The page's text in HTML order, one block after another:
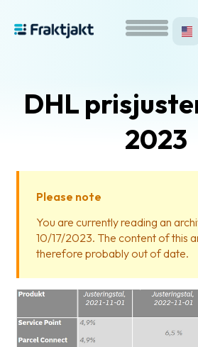
is
Fraktjakt?
Help?
Glossary
DHL
2023
Please note
You are currently reading an
10/17/2023. The content of this
therefore probably out of date.